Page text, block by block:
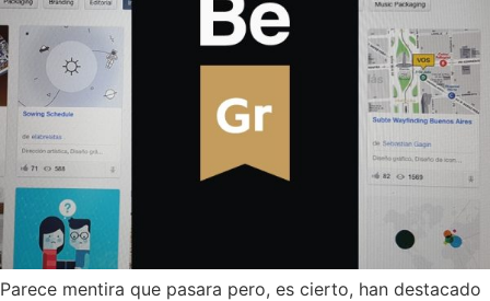
Parece mentira que pasara pero, es cierto, han destacado